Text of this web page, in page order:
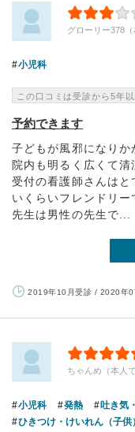
グローリー378
小児科
この口コミは受診から5年
予約できます
子どもが風邪になり
院内も明るく広くて清
受付の看護師さんは
いくらいフレンドリー
先生は男性の先生で...
2019年10月受診 / 2020年
ちゃんめ（本人
小児科 発熱 吐き気
ひきつけ・けいれん（子供）